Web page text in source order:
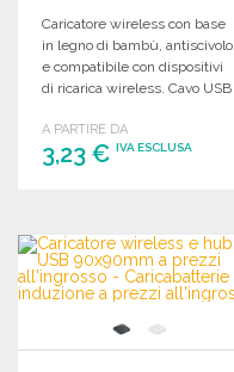
Caricatore wireless con base
in legno di bambù, antiscivolo
e compatibile con dispositivi
di ricarica wireless. Cavo USB
A PARTIRE DA
3,23 € IVA ESCLUSA
Richiedi un preventivo